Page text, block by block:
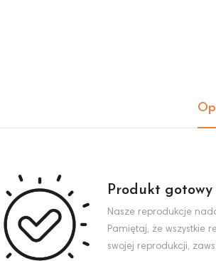
Produkt
Nasze reprodukcje
Pamiętaj, że wszystkie
swojej reprodukcji,